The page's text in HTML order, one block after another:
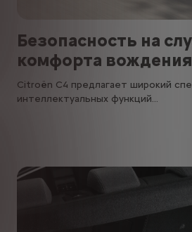
Безопасность на
комфорта вождения
Citroën C4 предлагает широкий
интеллектуальных функций...